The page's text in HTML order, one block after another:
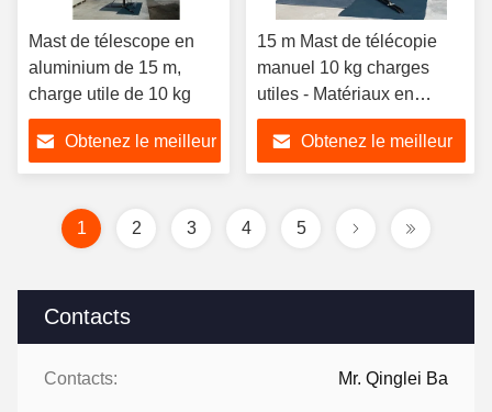
Contacts
Contacts: Mr. Qinglei Ba
Mast de télescope en
aluminium de 15 m,
charge utile de 10 kg
Obtenez le meilleur
15 m Mast de télécopie
manuel 10 kg charges
utiles - Matériaux en
aluminium
Obtenez le meilleur
1 2 3 4 5